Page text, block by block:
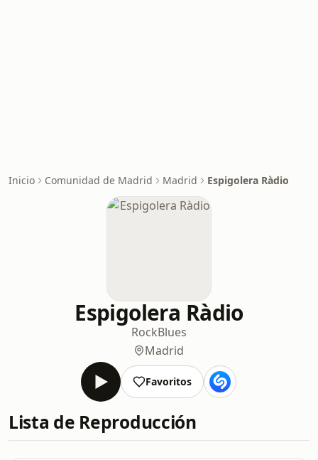
Inicio Comunidad de Madrid Madrid Espigolera Ràdio
Espigolera Ràdio
RockBlues
Madrid
Favoritos
Lista de Reproducción